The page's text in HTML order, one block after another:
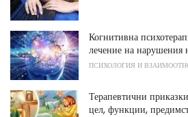
Когнитивна
лечение на нарушения
ПСИХОЛОГИЯ И
Терапевтични
цел, функции,